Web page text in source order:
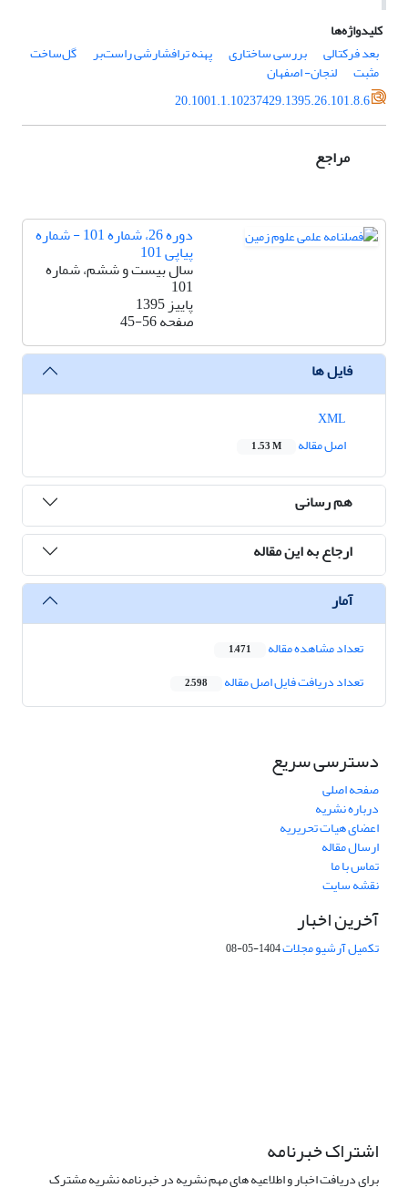
کلیدواژه‌ها
بعد فرکتالی
بررسی ساختاری پهنه ترافشارشی راست‌بر گل‌ساخت
مثبت
لنجان- اصفهان
20.1001.1.10237429.1395.26.101.8.6
مراجع
دوره 26، شماره 101 - شماره
پیاپی 101
سال بیست و ششم، شماره
101
پاییز 1395
صفحه45-56
فایل ها
اصل مقاله
1.53 M
هم رسانی
ارجاع به این مقاله
آمار
تعداد مشاهده مقاله 1,471
تعداد دریافت فایل اصل مقاله 2,598
دسترسی سریع
صفحه اصلی
درباره نشریه
اعضای هیات تحریریه
ارسال مقاله
تماس با ما
نقشه سایت
آخرین اخبار
تکمیل آرشیو مجلات1404-05-08
اشتراک خبرنامه
برای دریافت اخبار و اطلاعیه های مهم نشریه در خبرنامه نشریه مشترک